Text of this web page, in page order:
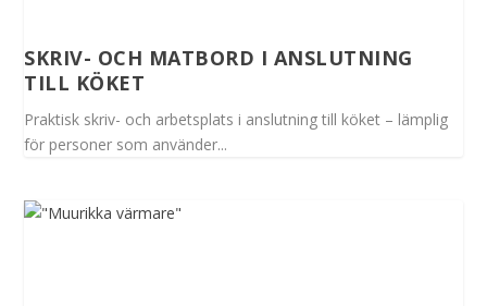
SKRIV- OCH MATBORD I ANSLUTNING
TILL KÖKET
Praktisk skriv- och arbetsplats i anslutning till köket – lämplig
för personer som använder...